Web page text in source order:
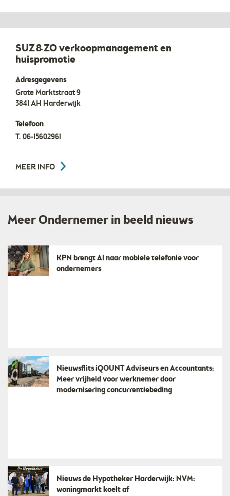
SUZ&ZO verkoopmanagement en
huispromotie
Adresgegevens
Grote Marktstraat 9
3841 AH Harderwijk
Telefoon
T. 06-15602961
MEER INFO
Meer Ondernemer in beeld nieuws
KPN brengt AI naar mobiele telefonie voor
ondernemers
Nieuwsflits iQOUNT Adviseurs en Accountants:
Meer vrijheid voor werknemer door
modernisering concurrentiebeding
Nieuws de Hypotheker Harderwijk: NVM:
woningmarkt koelt af